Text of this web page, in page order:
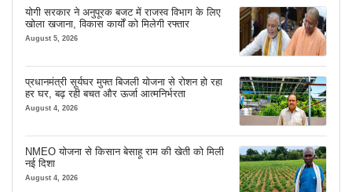
योगी सरकार ने अनुपूरक बजट में राजस्व विभाग के लिए
खोला खजाना, विकास कार्यों को मिलेगी रफ्तार
August 5, 2026
प्रधानमंत्री सूर्यघर मुफ्त बिजली योजना से रोशन हो रहा
हर घर, बढ़ रही बचत और ऊर्जा आत्मनिर्भरता
August 4, 2026
NMEO योजना से किसान बेसाहू राम की खेती को मिली
नई दिशा
August 4, 2026